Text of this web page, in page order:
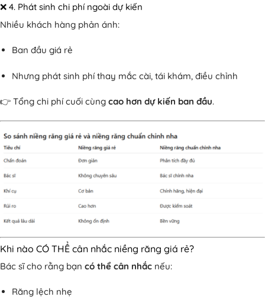
❌ 4. Phát sinh chi phí ngoài dự kiến
Nhiều khách hàng phản ánh:
Ban đầu giá rẻ
Nhưng phát sinh phí thay mắc cài, tái khám, điều chỉnh
👉 Tổng chi phí cuối cùng cao hơn dự kiến ban đầu.
Khi nào CÓ THỂ cân nhắc niềng răng giá rẻ?
Bác sĩ cho rằng bạn có thể cân nhắc nếu:
Răng lệch nhẹ